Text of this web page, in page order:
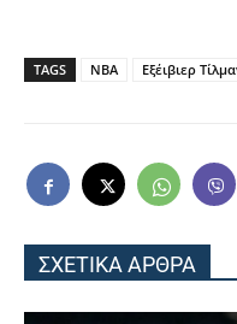
TAGS NBA Εξέιβιερ
ΣΧΕΤΙΚΑ ΑΡΘΡΑ